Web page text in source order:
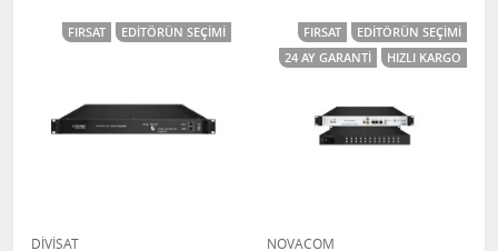
FIRSAT EDITÖRÜN SEÇIMI
DİVİSAT
FIRSAT
EDITÖRÜN SEÇIMI
24 AY GARANTI
HIZLI KARGO
NOVACOM